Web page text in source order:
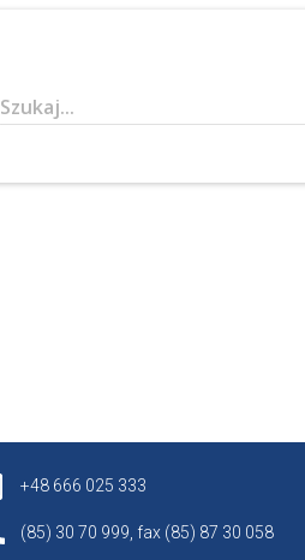
Szukaj...
+48 666 025 333
(85) 30 70 999, fax (85) 87 30 058